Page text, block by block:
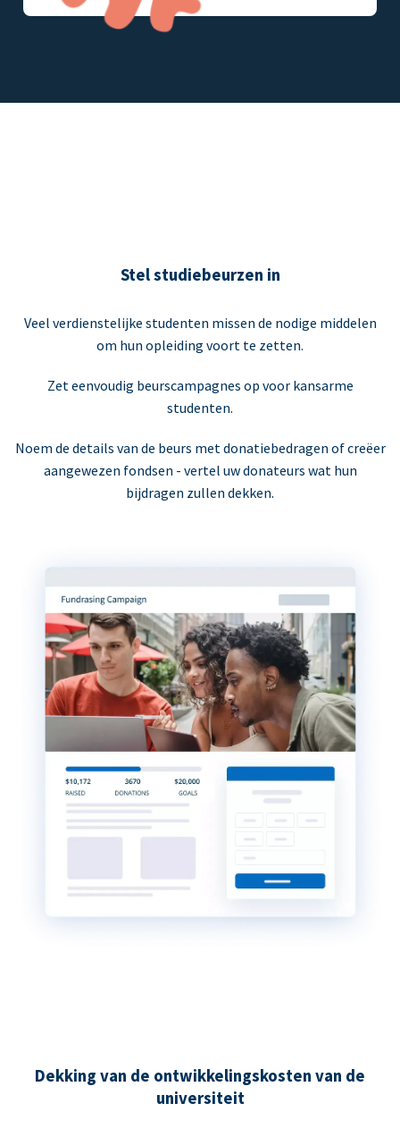
Stel studiebeurzen in
Veel verdienstelijke studenten missen de nodige middelen
om hun opleiding voort te zetten.
Zet eenvoudig beurscampagnes op voor kansarme
studenten.
Noem de details van de beurs met donatiebedragen of creëer
aangewezen fondsen - vertel uw donateurs wat hun
bijdragen zullen dekken.
Dekking van de ontwikkelingskosten van de
universiteit